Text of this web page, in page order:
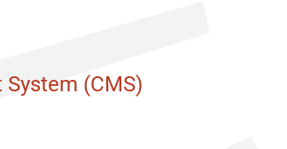
(CMS)